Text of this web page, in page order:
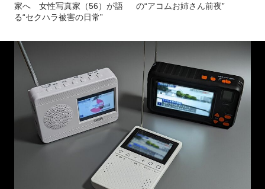
家へ 女性写真家（56）が語
る“セクハラ被害の日常”
の“アコムお姉さん前夜”